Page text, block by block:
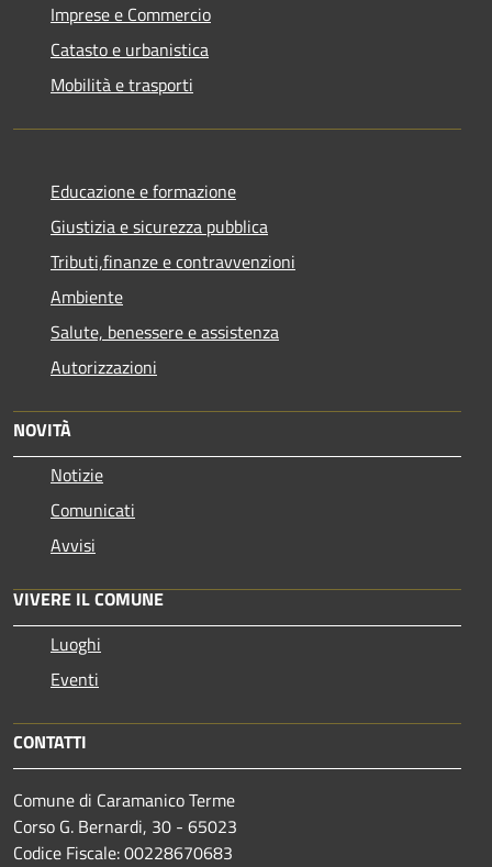
Imprese e Commercio
Catasto e urbanistica
Mobilità e trasporti
Educazione e formazione
Giustizia e sicurezza pubblica
Tributi,finanze e contravvenzioni
Ambiente
Salute, benessere e assistenza
Autorizzazioni
NOVITÀ
Notizie
Comunicati
Avvisi
VIVERE IL COMUNE
Luoghi
Eventi
CONTATTI
Comune di Caramanico Terme
Corso G. Bernardi, 30 - 65023
Codice Fiscale: 00228670683